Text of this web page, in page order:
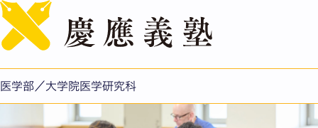
医学部／大学院医学研究科